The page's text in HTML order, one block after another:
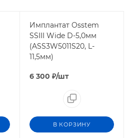
Имплантат Osstem
SSIII Wide D-5,0мм
(ASS3W5011S20, L-
11,5мм)
6 300 ₽/шт
В КОРЗИНУ